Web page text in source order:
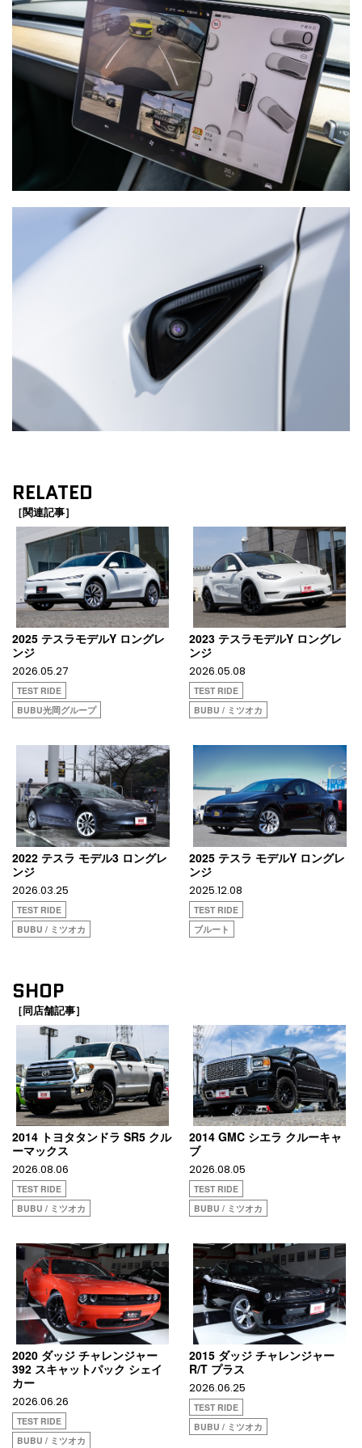
RELATED
［関連記事］
2025 テスラモデルY ロングレ
ンジ
2026.05.27
TEST RIDE
BUBU光岡グループ
2023 テスラモデルY ロングレ
ンジ
2026.05.08
TEST RIDE
BUBU / ミツオカ
2022 テスラ モデル3 ロングレ
ンジ
2026.03.25
TEST RIDE
BUBU / ミツオカ
2025 テスラ モデルY ロングレ
ンジ
2025.12.08
TEST RIDE
ブルート
SHOP
［同店舗記事］
2014 トヨタタンドラ SR5 クル
ーマックス
2026.08.06
TEST RIDE
BUBU / ミツオカ
2014 GMC シエラ クルーキャ
ブ
2026.08.05
TEST RIDE
BUBU / ミツオカ
2020 ダッジ チャレンジャー
392 スキャットパック シェイ
カー
2026.06.26
TEST RIDE
BUBU / ミツオカ
2015 ダッジ チャレンジャー
R/T プラス
2026.06.25
TEST RIDE
BUBU / ミツオカ